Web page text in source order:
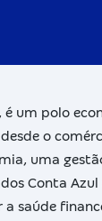
é um polo
o
uma
Conta
saúde